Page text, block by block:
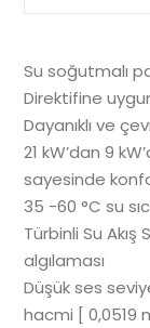
Su soğutmalı
Direktifine
Dayanıklı ve
21 kW’dan 9
sayesinde
35 -60 °C su
Türbinli Su
algılaması
Düşük ses
hacmi [ 0,0519